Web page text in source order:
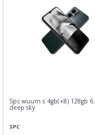
Spc wuum s 4gb(+8) 128gb
deep sky
SPC